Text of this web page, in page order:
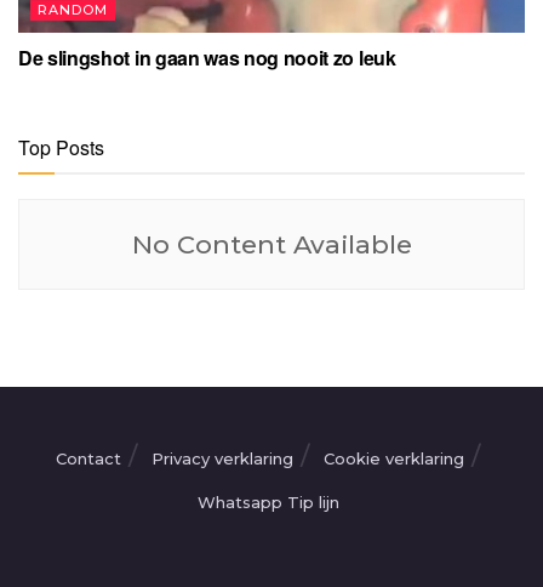
RANDOM
De slingshot in gaan was nog nooit zo leuk
Top Posts
No Content Available
Contact Privacy verklaring Cookie verklaring
Whatsapp Tip lijn